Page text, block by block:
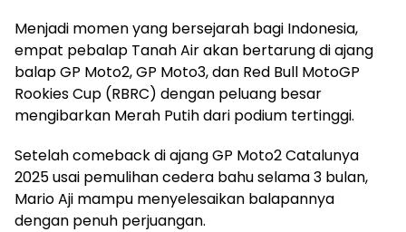
Menjadi momen yang bersejarah bagi Indonesia,
empat pebalap Tanah Air akan bertarung di ajang
balap GP Moto2, GP Moto3, dan Red Bull MotoGP
Rookies Cup (RBRC) dengan peluang besar
mengibarkan Merah Putih dari podium tertinggi.
Setelah comeback di ajang GP Moto2 Catalunya
2025 usai pemulihan cedera bahu selama 3 bulan,
Mario Aji mampu menyelesaikan balapannya
dengan penuh perjuangan.